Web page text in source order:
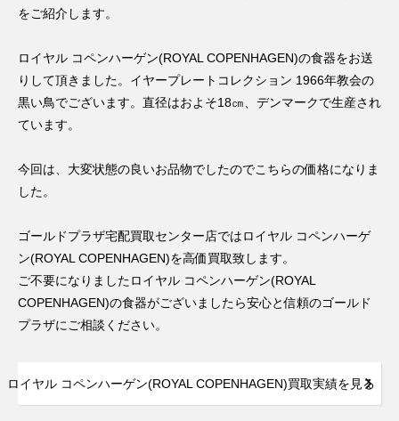
をご紹介します。
ロイヤル コペンハーゲン(ROYAL COPENHAGEN)の食器をお送
りして頂きました。イヤープレートコレクション 1966年教会の
黒い鳥でございます。直径はおよそ18㎝、デンマークで生産され
ています。
今回は、大変状態の良いお品物でしたのでこちらの価格になりま
した。
ゴールドプラザ宅配買取センター店ではロイヤル コペンハーゲ
ン(ROYAL COPENHAGEN)を高価買取致します。
ご不要になりましたロイヤル コペンハーゲン(ROYAL
COPENHAGEN)の食器がございましたら安心と信頼のゴールド
プラザにご相談ください。
ロイヤル コペンハーゲン(ROYAL COPENHAGEN)買取実績を見る